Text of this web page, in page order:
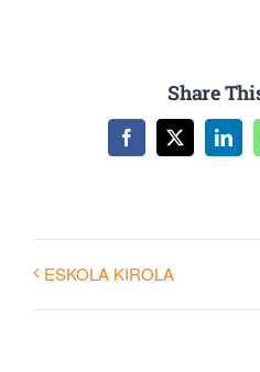
Share
Facebook
X
ESKOLA KIROLA